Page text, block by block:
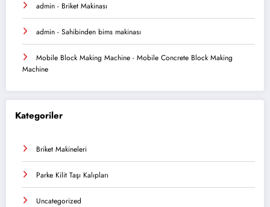
admin - Briket Makinası
admin - Sahibinden bims makinası
Mobile Block Making Machine - Mobile Concrete Block Making
Machine
Kategoriler
Briket Makineleri
Parke Kilit Taşı Kalıpları
Uncategorized